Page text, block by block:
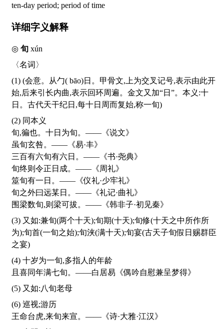
ten-day period; period of time
详细字义解释
旬 xún
〈名词〉
(1) (会意。从勹( bāo)日。甲骨文,上为交叉记号,表示由此开
始,后来引长内曲,表示回环周遍。金文又加“日”。本义:十
日。古代天干纪日,每十日周而复始,称一旬)
(2) 同本义
旬,徧也。十日为旬。——《说文》
虽旬玄咎。——《易·丰》
三百有六旬有六日。——《书·尧典》
旬终则令正日成。——《周礼》
筮旬有一日。——《仪礼·少牢礼》
旬之外曰远某日。——《礼记·曲礼》
围梁数旬,则梁可拔。——《韩非子·初见秦》
(3) 又如:兼旬(两个十天);旬期(十天);旬修(十天之中所作所
为);旬首(一旬之始);旬浃(满十天);旬宴(古天子旬假日赐群臣
之宴)
(4) 十岁为一旬,多指人的年龄
且喜同年满七旬。——白居易《偶吟自慰兼呈梦得》
(5) 又如:八旬老母
(6) 巡视;游历
王命台虎,来旬来宣。——《诗·大雅·江汉》